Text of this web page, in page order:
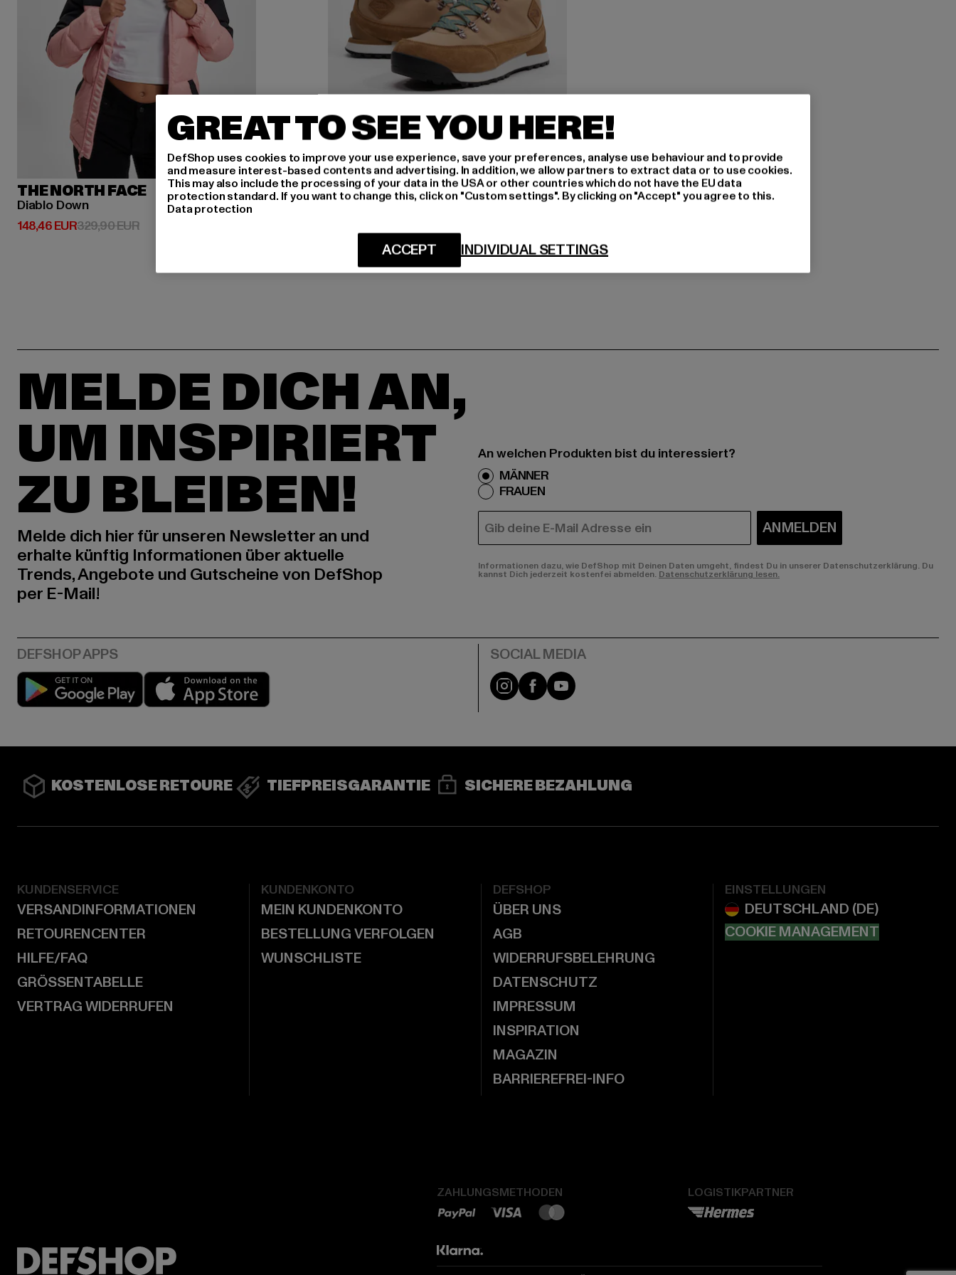
THE NORTH FACE
Diablo Down
148,46 EUR
Derzeitiger Preis: 148,46 EUR
329,90 EURAktionspreis: 329,90 EUR
THE NORTH FACE
Back-To-Berkeley IV
MELDE DICH AN,
UM INSPIRIERT
ZU BLEIBEN!
Melde dich hier für unseren Newsletter an und
erhalte künftig Informationen über aktuelle
Trends, Angebote und Gutscheine von DefShop
per E-Mail!
An welchen Produkten bist du interessiert?
MÄNNER
FRAUEN
E-MAIL ANMELDEN
Informationen dazu, wie DefShop mit Deinen Daten umgeht, findest Du in unserer Datenschutzerklärung. Du
kannst Dich jederzeit kostenfei abmelden. Datenschutzerklärung lesen.
Play market Instagram
FacebookYouTube
KOSTENLOSE RETOURE TIEFPREISGARANTIE SICHERE BEZAHLUNG
KUNDENSERVICE
VERSANDINFORMATIONEN
RETOURENCENTER
HILFE/FAQ
GRÖSSENTABELLE
VERTRAG WIDERRUFEN
KUNDENKONTO
MEIN KUNDENKONTO
BESTELLUNG VERFOLGEN
WUNSCHLISTE
DEFSHOP
ÜBER UNS
AGB
WIDERRUFSBELEHRUNG
DATENSCHUTZ
IMPRESSUM
INSPIRATION
MAGAZIN
BARRIEREFREI-INFO
EINSTELLUNGEN
COOKIE MANAGEMENT
ZAHLUNGSMETHODEN LOGISTIKPARTNER
GREAT TO SEE YOU HERE!
DefShop uses cookies to improve your use experience, save your preferences, analyse use behaviour and to provide
and measure interest-based contents and advertising. In addition, we allow partners to extract data or to use cookies.
This may also include the processing of your data in the USA or other countries which do not have the EU data
protection standard. If you want to change this, click on "Custom settings". By clicking on "Accept" you agree to this.
Data protection
INDIVIDUAL SETTINGS
ACCEPT